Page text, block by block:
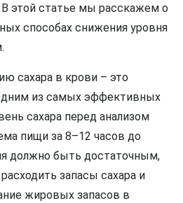
этой статье мы расскажем о
способах снижения уровня
сахара в крови – это
из самых эффективных
сахара перед анализом
пищи за 8–12 часов до
должно быть достаточным,
запасы сахара и
жировых запасов в